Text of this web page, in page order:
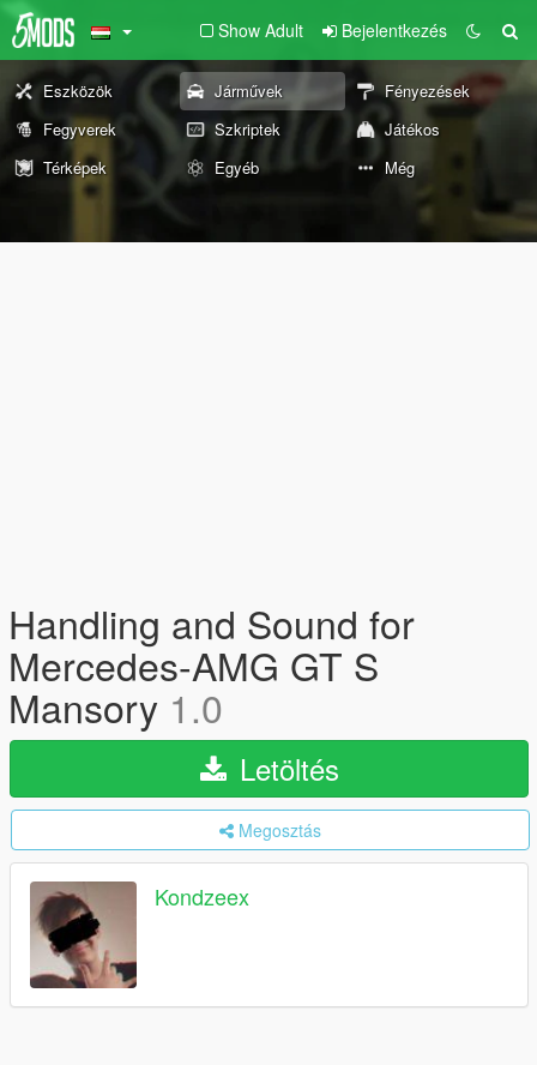
Show Adult Bejelentkezés
Eszközök Járművek
Fényezések
Fegyverek
Szkriptek
Játékos
Térképek
Egyéb Még
Handling and Sound for
Mercedes-AMG GT S
Mansory 1.0
Letöltés
Megosztás
Kondzeex